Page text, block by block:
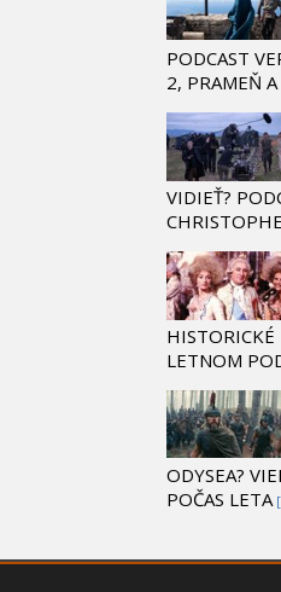
PODCAST
2, PRAMEŇ
VIDIEŤ?
HISTORICKÉ
LETNOM
ODYSEA?
POČAS LETA